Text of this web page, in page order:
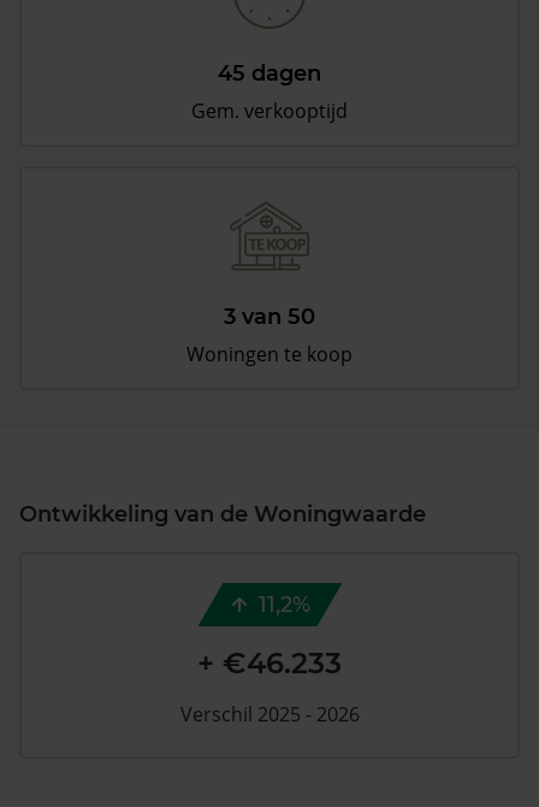
45 dagen
Gem. verkooptijd
3 van 50
Woningen te koop
Ontwikkeling van de Woningwaarde
11,2%
+ €46.233
Verschil 2025 - 2026